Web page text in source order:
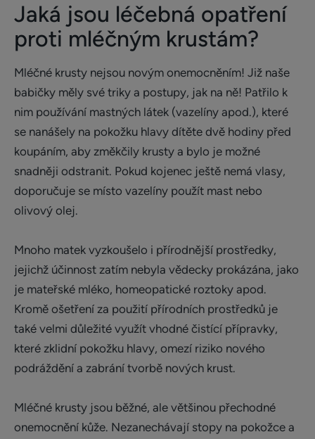
Jaká jsou léčebná opatření
proti mléčným krustám?
Mléčné krusty nejsou novým onemocněním! Již naše
babičky měly své triky a postupy, jak na ně! Patřilo k
nim používání mastných látek (vazelíny apod.), které
se nanášely na pokožku hlavy dítěte dvě hodiny před
koupáním, aby změkčily krusty a bylo je možné
snadněji odstranit. Pokud kojenec ještě nemá vlasy,
doporučuje se místo vazelíny použít mast nebo
olivový olej.
Mnoho matek vyzkoušelo i přírodnější prostředky,
jejichž účinnost zatím nebyla vědecky prokázána, jako
je mateřské mléko, homeopatické roztoky apod.
Kromě ošetření za použití přírodních prostředků je
také velmi důležité využít vhodné čistící přípravky,
které zklidní pokožku hlavy, omezí riziko nového
podráždění a zabrání tvorbě nových krust.
Mléčné krusty jsou běžné, ale většinou přechodné
onemocnění kůže. Nezanechávají stopy na pokožce a